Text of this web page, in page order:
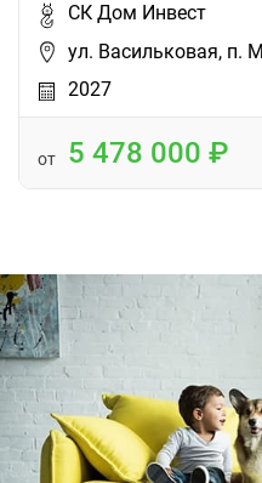
СК Дом Инвест
ул. Васильковая, п.
2027
от 5 478 000